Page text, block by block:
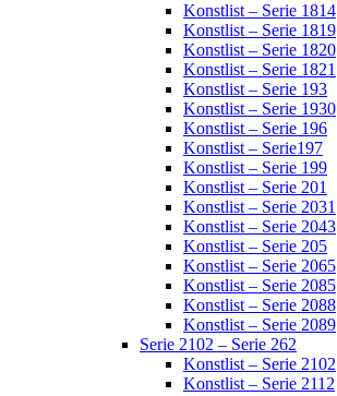
Konstlist – Serie 1814
Konstlist – Serie 1819
Konstlist – Serie 1820
Konstlist – Serie 1821
Konstlist – Serie 193
Konstlist – Serie 1930
Konstlist – Serie 196
Konstlist – Serie197
Konstlist – Serie 199
Konstlist – Serie 201
Konstlist – Serie 2031
Konstlist – Serie 2043
Konstlist – Serie 205
Konstlist – Serie 2065
Konstlist – Serie 2085
Konstlist – Serie 2088
Konstlist – Serie 2089
Serie 2102 – Serie 262
Konstlist – Serie 2102
Konstlist – Serie 2112